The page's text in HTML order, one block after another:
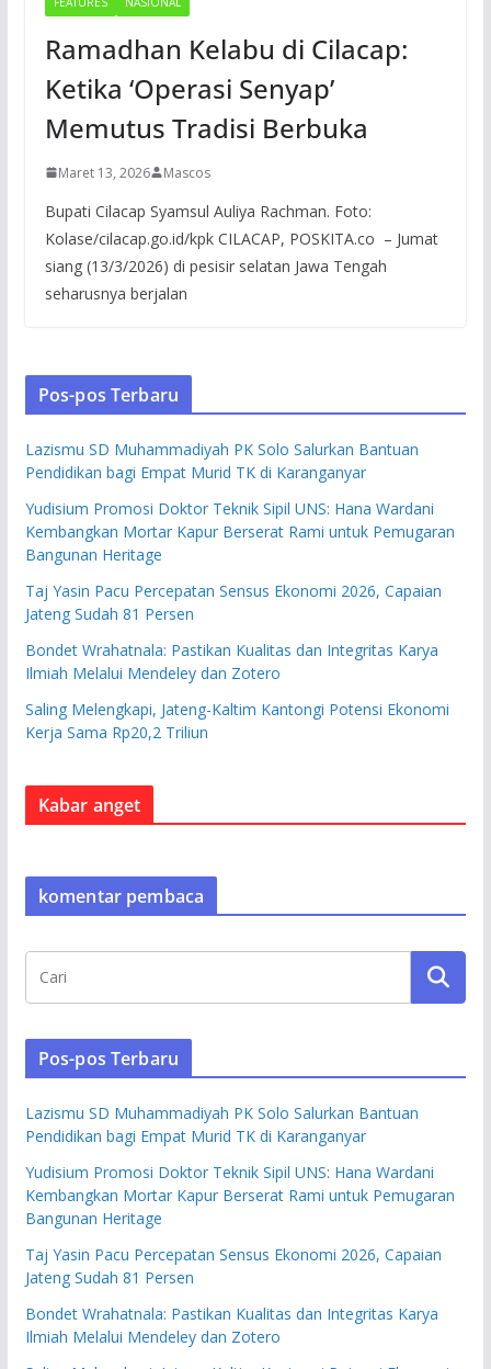
Ramadhan Kelabu di Cilacap:
Ketika ‘Operasi Senyap’
Memutus Tradisi Berbuka
Maret 13, 2026 Mascos
Bupati Cilacap Syamsul Auliya Rachman. Foto:
Kolase/cilacap.go.id/kpk CILACAP, POSKITA.co – Jumat
siang (13/3/2026) di pesisir selatan Jawa Tengah
seharusnya berjalan
Pos-pos Terbaru
Lazismu SD Muhammadiyah PK Solo Salurkan Bantuan
Pendidikan bagi Empat Murid TK di Karanganyar
Yudisium Promosi Doktor Teknik Sipil UNS: Hana Wardani
Kembangkan Mortar Kapur Berserat Rami untuk Pemugaran
Bangunan Heritage
Taj Yasin Pacu Percepatan Sensus Ekonomi 2026, Capaian
Jateng Sudah 81 Persen
Bondet Wrahatnala: Pastikan Kualitas dan Integritas Karya
Ilmiah Melalui Mendeley dan Zotero
Saling Melengkapi, Jateng-Kaltim Kantongi Potensi Ekonomi
Kerja Sama Rp20,2 Triliun
Kabar anget
komentar pembaca
Pos-pos Terbaru
Lazismu SD Muhammadiyah PK Solo Salurkan Bantuan
Pendidikan bagi Empat Murid TK di Karanganyar
Yudisium Promosi Doktor Teknik Sipil UNS: Hana Wardani
Kembangkan Mortar Kapur Berserat Rami untuk Pemugaran
Bangunan Heritage
Taj Yasin Pacu Percepatan Sensus Ekonomi 2026, Capaian
Jateng Sudah 81 Persen
Bondet Wrahatnala: Pastikan Kualitas dan Integritas Karya
Ilmiah Melalui Mendeley dan Zotero